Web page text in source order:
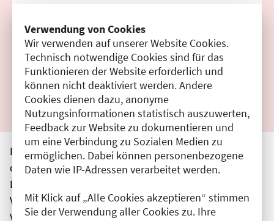
Verwendung von Cookies
Wir verwenden auf unserer Website Cookies.
Technisch notwendige Cookies sind für das
Funktionieren der Website erforderlich und
können nicht deaktiviert werden. Andere
Cookies dienen dazu, anonyme
Nutzungsinformationen statistisch auszuwerten,
Feedback zur Website zu dokumentieren und
um eine Verbindung zu Sozialen Medien zu
ermöglichen. Dabei können personenbezogene
Daten wie IP-Adressen verarbeitet werden.
Mit Klick auf „Alle Cookies akzeptieren“ stimmen
Sie der Verwendung aller Cookies zu. Ihre
Filter zurücksetzen
Ergebnisse drucken
Die hier aufgeführten Veranstaltungen entsprechen
den unmittelbar vom Veranstalter getätigten Angaben.
Die Ärztekammer Berlin übernimmt keine
Verantwortung für den Inhalt, die Haftung obliegt dem
Veranstalter.